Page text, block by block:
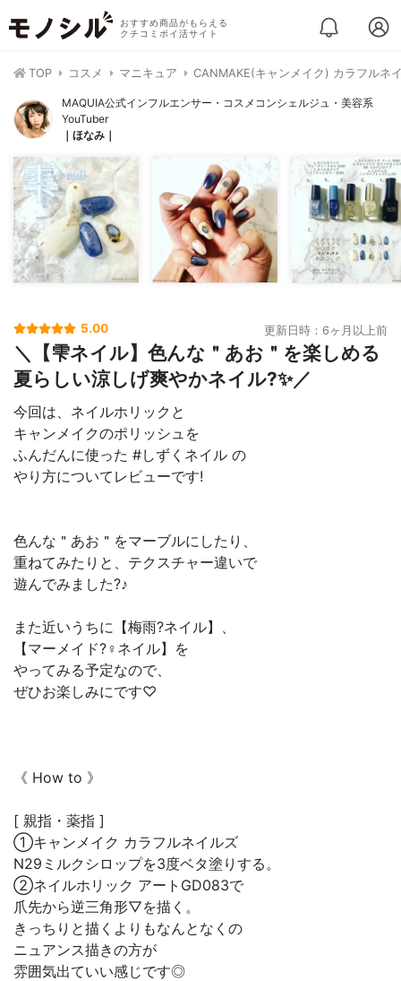
おすすめ商品がもらえる
クチコミポイ活サイト
TOP コスメ マニキュア CANMAKE(キャンメイク) カラフルネ
MAQUIA公式インフルエンサー・コスメコンシェルジュ・美容系
YouTuber
｜ほなみ｜
5.00 更新日時：6ヶ月以上前
＼【雫ネイル】色んな＂あお＂を楽しめる
夏らしい涼しげ爽やかネイル?✨／
今回は、ネイルホリックと
キャンメイクのポリッシュを
ふんだんに使った #しずくネイル の
やり方についてレビューです!
色んな＂あお＂をマーブルにしたり、
重ねてみたりと、テクスチャー違いで
遊んでみました?♪
また近いうちに【梅雨?ネイル】、
【マーメイド?‍♀️ネイル】を
やってみる予定なので、
ぜひお楽しみにです♡
《 How to 》
[ 親指・薬指 ]
①キャンメイク カラフルネイルズ
N29ミルクシロップを3度ベタ塗りする。
②ネイルホリック アートGD083で
爪先から逆三角形▽を描く。
きっちりと描くよりもなんとなくの
ニュアンス描きの方が
雰囲気出ていい感じです◎